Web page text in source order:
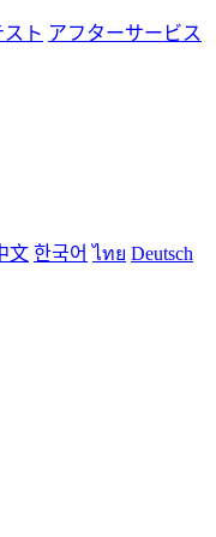
ト アフターサービス
文 한국어 ไทย Deutsch